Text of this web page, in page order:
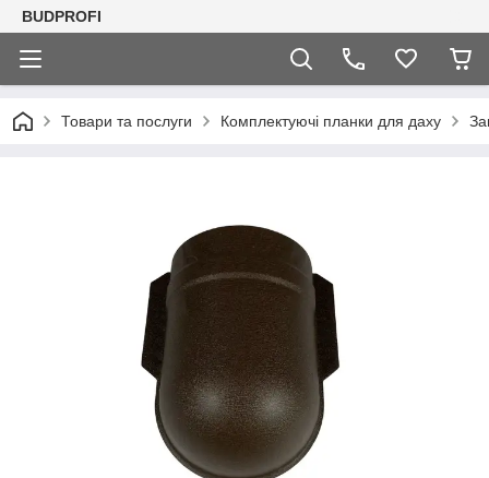
BUDPROFI
Товари та послуги Комплектуючі планки для даху